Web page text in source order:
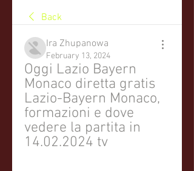
Back
Ira Zhupanowa
February 13, 2024
Oggi Lazio Bayern
Monaco diretta gratis
Lazio-Bayern Monaco,
formazioni e dove
vedere la partita in
14.02.2024 tv